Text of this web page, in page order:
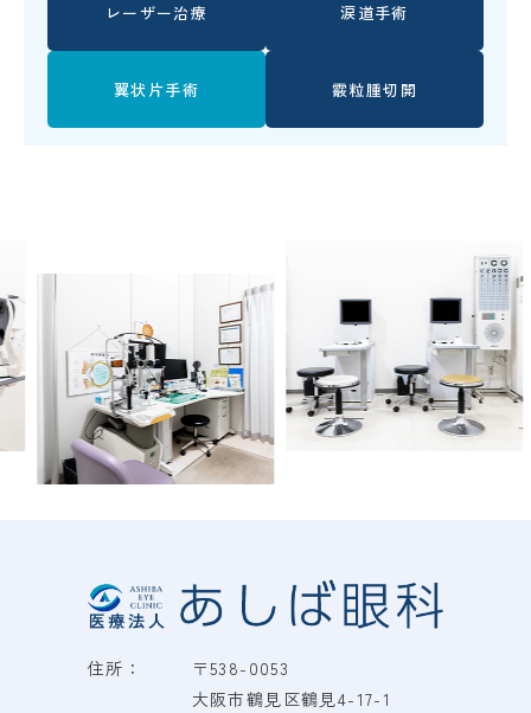
レーザー治療 涙道手術
翼状片手術 霰粒腫切開
Previous Next
住所：
〒538-0053
大阪市鶴見区鶴見4-17-1